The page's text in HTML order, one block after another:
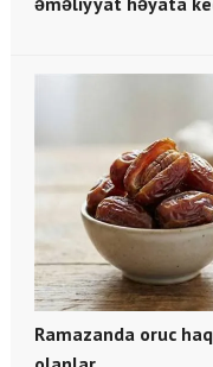
Ramazanda oruc